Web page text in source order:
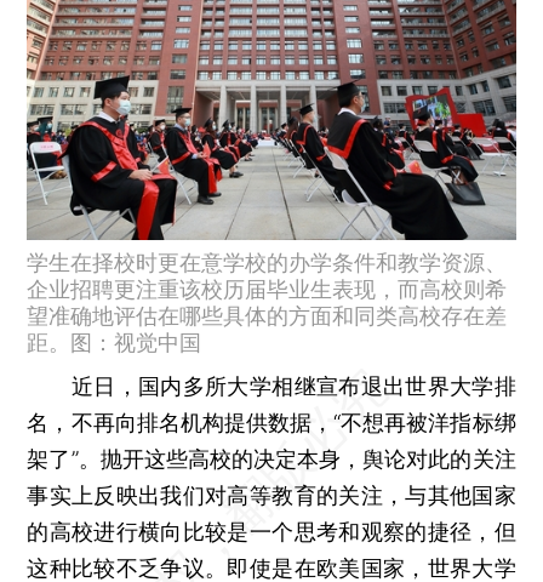
学生在择校时更在意学校的办学条件和教学资源、
企业招聘更注重该校历届毕业生表现，而高校则希
望准确地评估在哪些具体的方面和同类高校存在差
距。图：视觉中国
近日，国内多所大学相继宣布退出世界大学排
名，不再向排名机构提供数据，“不想再被洋指标绑
架了”。抛开这些高校的决定本身，舆论对此的关注
事实上反映出我们对高等教育的关注，与其他国家
的高校进行横向比较是一个思考和观察的捷径，但
这种比较不乏争议。即使是在欧美国家，世界大学